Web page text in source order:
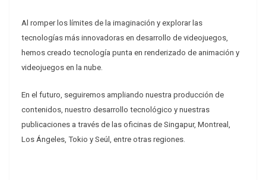
Al romper los límites de la imaginación y explorar las
tecnologías más innovadoras en desarrollo de videojuegos,
hemos creado tecnología punta en renderizado de animación y
videojuegos en la nube.
En el futuro, seguiremos ampliando nuestra producción de
contenidos, nuestro desarrollo tecnológico y nuestras
publicaciones a través de las oficinas de Singapur, Montreal,
Los Ángeles, Tokio y Seúl, entre otras regiones.